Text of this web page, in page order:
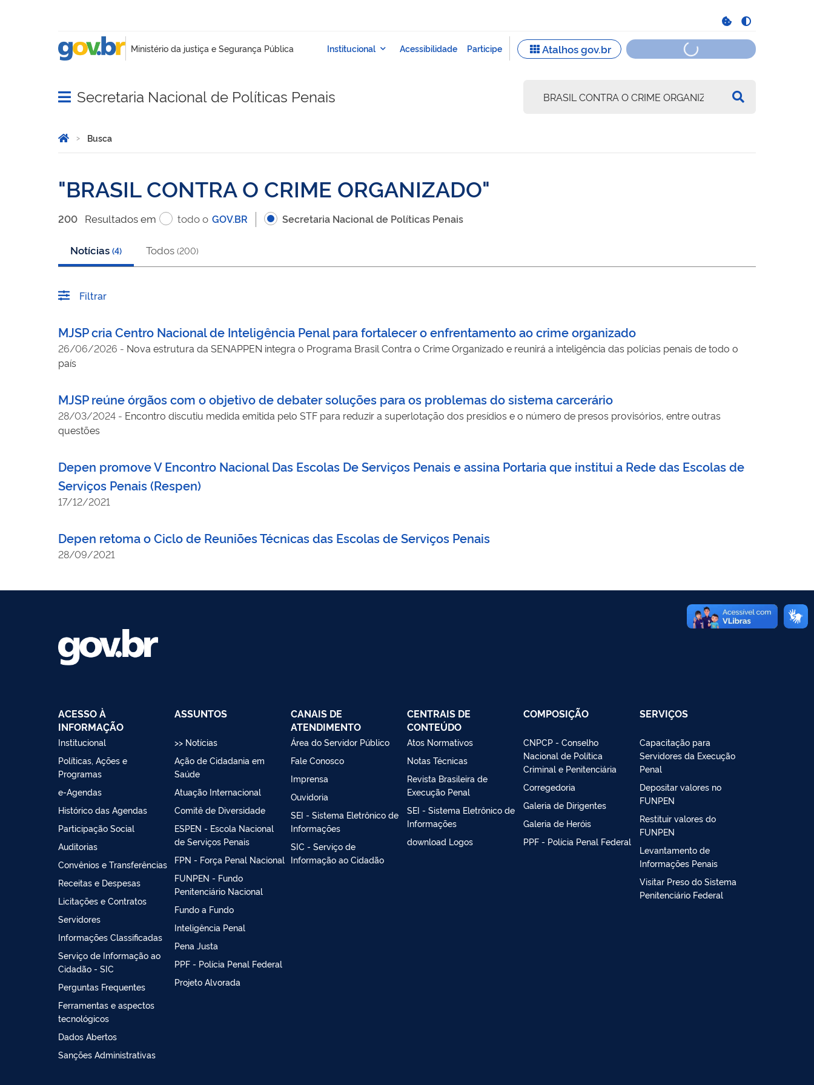
Abrir menu principal de navegação
Secretaria Nacional de Políticas Penais
Você está aqui:
Página Inicial
Busca
BRASIL CONTRA O CRIME ORGANIZADO
200 Resultadosem todo o GOV.BR Secretaria Nacional de Políticas Penais
Notícias (4) Todos (200)
Filtrar
MJSP cria Centro Nacional de Inteligência Penal para fortalecer o enfrentamento ao crime organizado
26/06/2026 - Nova estrutura da SENAPPEN integra o Programa Brasil Contra o Crime Organizado e reunirá a inteligência das polícias penais de todo o
país
MJSP reúne órgãos com o objetivo de debater soluções para os problemas do sistema carcerário
28/03/2024 - Encontro discutiu medida emitida pelo STF para reduzir a superlotação dos presídios e o número de presos provisórios, entre outras
questões
Depen promove V Encontro Nacional Das Escolas De Serviços Penais e assina Portaria que institui a Rede das Escolas de
Serviços Penais (Respen)
17/12/2021
Depen retoma o Ciclo de Reuniões Técnicas das Escolas de Serviços Penais
28/09/2021
ACESSO À
INFORMAÇÃO
Institucional
Políticas, Ações e
Programas
e-Agendas
Histórico das Agendas
Participação Social
Auditorias
Convênios e Transferências
Receitas e Despesas
Licitações e Contratos
Servidores
Informações Classificadas
Serviço de Informação ao
Cidadão - SIC
Perguntas Frequentes
Ferramentas e aspectos
tecnológicos
Dados Abertos
Sanções Administrativas
ASSUNTOS
>> Notícias
Ação de Cidadania em
Saúde
Atuação Internacional
Comitê de Diversidade
ESPEN - Escola Nacional
de Serviços Penais
FPN - Força Penal Nacional
FUNPEN - Fundo
Penitenciário Nacional
Fundo a Fundo
Inteligência Penal
Pena Justa
PPF - Polícia Penal Federal
Projeto Alvorada
CANAIS DE
ATENDIMENTO
Área do Servidor Público
Fale Conosco
Imprensa
Ouvidoria
SEI - Sistema Eletrônico de
Informações
SIC - Serviço de
Informação ao Cidadão
CENTRAIS DE
CONTEÚDO
Atos Normativos
Notas Técnicas
Revista Brasileira de
Execução Penal
SEI - Sistema Eletrônico de
Informações
download Logos
COMPOSIÇÃO
CNPCP - Conselho
Nacional de Política
Criminal e Penitenciária
Corregedoria
Galeria de Dirigentes
Galeria de Heróis
PPF - Polícia Penal Federal
SERVIÇOS
Capacitação para
Servidores da Execução
Penal
Depositar valores no
FUNPEN
Restituir valores do
FUNPEN
Levantamento de
Informações Penais
Visitar Preso do Sistema
Penitenciário Federal